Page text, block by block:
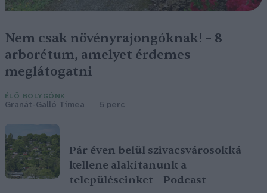
Nem csak növényrajongóknak! – 8
arborétum, amelyet érdemes
meglátogatni
ÉLŐ BOLYGÓNK
Granát-Galló Tímea 5 perc
Pár éven belül szivacsvárosokká
kellene alakítanunk a
településeinket – Podcast